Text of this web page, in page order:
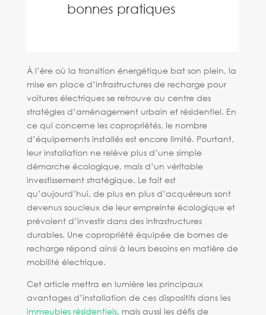
bonnes pratiques
À l’ère où la transition énergétique bat son plein, la
mise en place d’infrastructures de recharge pour
voitures électriques se retrouve au centre des
stratégies d’aménagement urbain et résidentiel. En
ce qui concerne les copropriétés, le nombre
d’équipements installés est encore limité. Pourtant,
leur installation ne relève plus d’une simple
démarche écologique, mais d’un véritable
investissement stratégique. Le fait est
qu’aujourd’hui, de plus en plus d’acquéreurs sont
devenus soucieux de leur empreinte écologique et
prévoient d’investir dans des infrastructures
durables. Une copropriété équipée de bornes de
recharge répond ainsi à leurs besoins en matière de
mobilité électrique.
Cet article mettra en lumière les principaux
avantages d’installation de ces dispositifs dans les
immeubles résidentiels, mais aussi les défis de